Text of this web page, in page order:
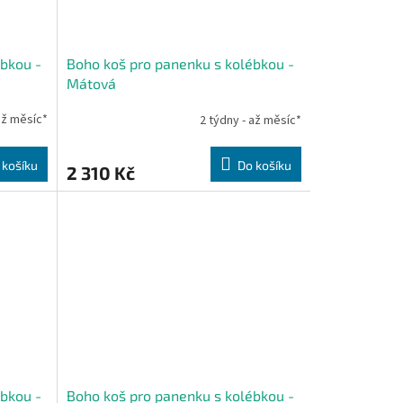
-
měsíc*
Boho koš pro panenku s kolébkou -
Mátová
2 týdny - až měsíc*
2 310 Kč Do košíku
- Boho koš pro panenku s kolébkou -